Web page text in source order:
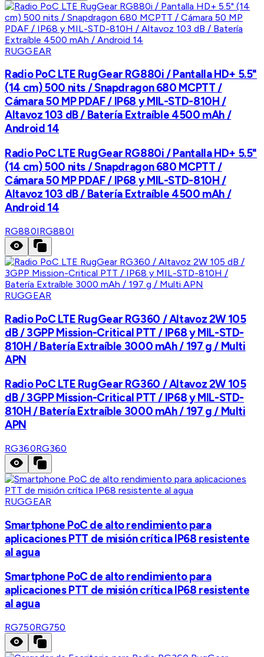
RUGGEAR
Radio PoC LTE RugGear RG880i / Pantalla HD+ 5.5"
(14 cm) 500 nits / Snapdragon 680 MCPTT /
Cámara 50 MP PDAF / IP68 y MIL-STD-810H /
Altavoz 103 dB / Batería Extraíble 4500 mAh /
Android 14
Radio PoC LTE RugGear RG880i / Pantalla HD+ 5.5"
(14 cm) 500 nits / Snapdragon 680 MCPTT /
Cámara 50 MP PDAF / IP68 y MIL-STD-810H /
Altavoz 103 dB / Batería Extraíble 4500 mAh /
Android 14
RG880IRG880I
RUGGEAR
Radio PoC LTE RugGear RG360 / Altavoz 2W 105
dB / 3GPP Mission-Critical PTT / IP68 y MIL-STD-
810H / Batería Extraíble 3000 mAh / 197 g / Multi
APN
Radio PoC LTE RugGear RG360 / Altavoz 2W 105
dB / 3GPP Mission-Critical PTT / IP68 y MIL-STD-
810H / Batería Extraíble 3000 mAh / 197 g / Multi
APN
RG360RG360
RUGGEAR
Smartphone PoC de alto rendimiento para
aplicaciones PTT de misión crítica IP68 resistente
al agua
Smartphone PoC de alto rendimiento para
aplicaciones PTT de misión crítica IP68 resistente
al agua
RG750RG750